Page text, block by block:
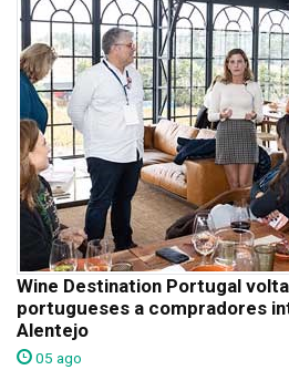
Wine Destination Portugal
portugueses a compradores
Alentejo
05 ago